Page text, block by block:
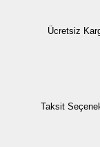
Ücretsiz
Taksit